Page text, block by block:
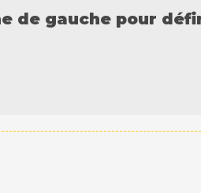
de gauche pour